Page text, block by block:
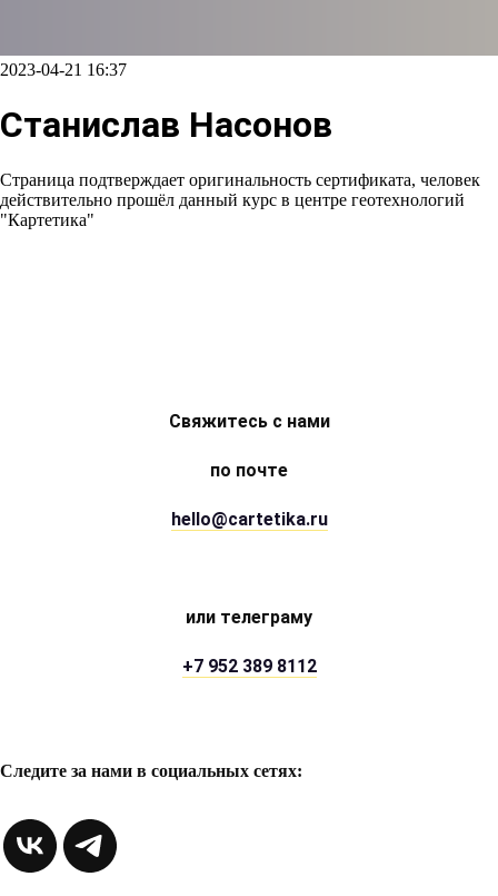
2023-04-21 16:37
Станислав Насонов
Страница подтверждает оригинальность сертификата, человек
действительно прошёл данный курс в центре геотехнологий
"Картетика"
Свяжитесь с нами
по почте
hello@cartetika.ru
или телеграму
+7 952 389 8112
Следите за нами в социальных сетях: